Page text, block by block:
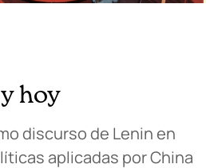
hoy
discurso de Lenin en
aplicadas por China